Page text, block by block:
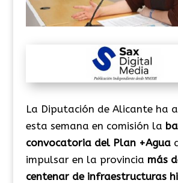
La Diputación de Alicante ha
esta semana en comisión la
convocatoria del Plan +Agua
impulsar en la provincia más
centenar de infraestructuras